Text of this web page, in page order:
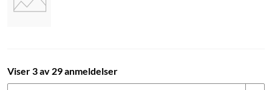
Viser 3 av 29 anmeldelser